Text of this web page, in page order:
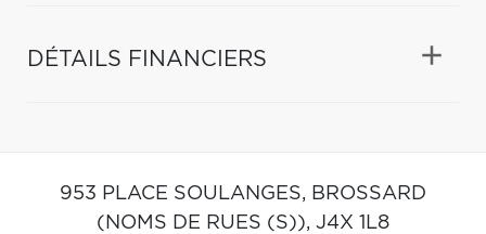
DÉTAILS FINANCIERS
953 PLACE SOULANGES, BROSSARD
(NOMS DE RUES (S)), J4X 1L8